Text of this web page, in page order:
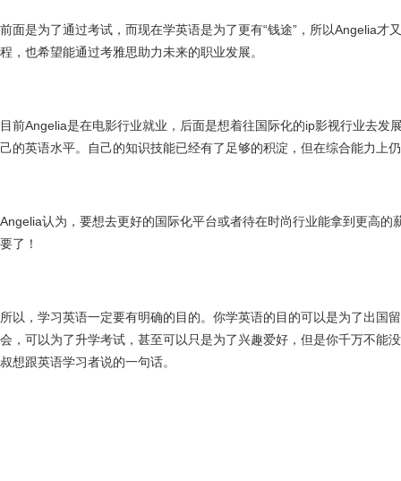
前面是为了通过考试，而现在学英语是为了更有“钱途”，所以Angelia才
程，也希望能通过考雅思助力未来的职业发展。
目前Angelia是在电影行业就业，后面是想着往国际化的ip影视行业去发
己的英语水平。自己的知识技能已经有了足够的积淀，但在综合能力上
Angelia认为，要想去更好的国际化平台或者待在时尚行业能拿到更高的
要了！
所以，学习英语一定要有明确的目的。你学英语的目的可以是为了出国
会，可以为了升学考试，甚至可以只是为了兴趣爱好，但是你千万不能
叔想跟英语学习者说的一句话。